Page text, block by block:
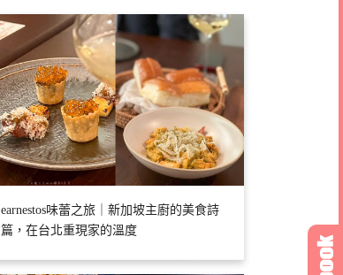
earnestos味蕾之旅｜新加坡主廚的美食詩
篇，在台北重現家的溫度